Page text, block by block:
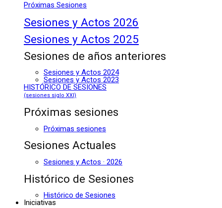
Próximas Sesiones
Sesiones y Actos 2026
Sesiones y Actos 2025
Sesiones de años anteriores
Sesiones y Actos 2024
Sesiones y Actos 2023
HISTÓRICO DE SESIONES
(sesiones siglo XXI)
Próximas sesiones
Próximas sesiones
Sesiones Actuales
Sesiones y Actos · 2026
Histórico de Sesiones
Histórico de Sesiones
Iniciativas